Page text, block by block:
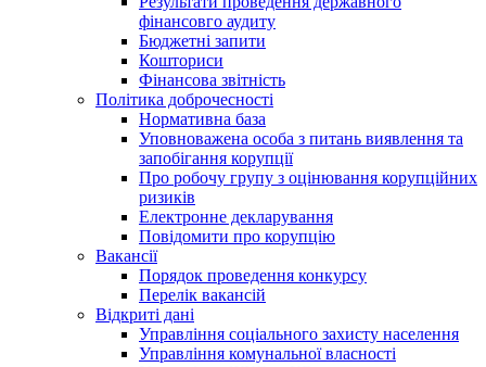
фінансовго аудиту
Бюджетні запити
Кошториси
Фінансова звітність
Політика доброчесності
Нормативна база
Уповноважена особа з питань виявлення та
запобігання корупції
Про робочу групу з оцінювання корупційних
ризиків
Електронне декларування
Повідомити про корупцію
Вакансії
Порядок проведення конкурсу
Перелік вакансій
Відкриті дані
Управління соціального захисту населення
Управління комунальної власності